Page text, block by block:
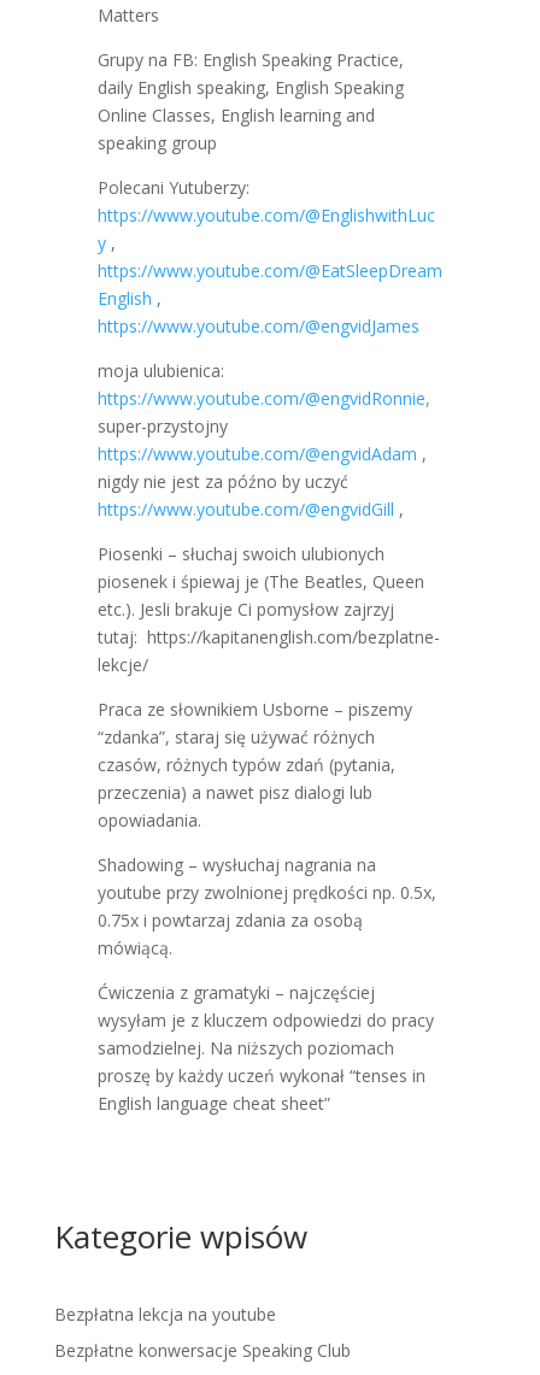
Matters
Grupy na FB: English Speaking Practice,
daily English speaking, English Speaking
Online Classes, English learning and
speaking group
Polecani Yutuberzy:
https://www.youtube.com/@EnglishwithLuc
y,
https://www.youtube.com/@EatSleepDream
English ,
https://www.youtube.com/@engvidJames
moja ulubienica:
https://www.youtube.com/@engvidRonnie,
super-przystojny
https://www.youtube.com/@engvidAdam ,
nigdy nie jest za późno by uczyć
https://www.youtube.com/@engvidGill ,
Piosenki – słuchaj swoich ulubionych
piosenek i śpiewaj je (The Beatles, Queen
etc.). Jesli brakuje Ci pomysłow zajrzyj
tutaj: https://kapitanenglish.com/bezplatne-
lekcje/
Praca ze słownikiem Usborne – piszemy
“zdanka”, staraj się używać różnych
czasów, różnych typów zdań (pytania,
przeczenia) a nawet pisz dialogi lub
opowiadania.
Shadowing – wysłuchaj nagrania na
youtube przy zwolnionej prędkości np. 0.5x,
0.75x i powtarzaj zdania za osobą
mówiącą.
Ćwiczenia z gramatyki – najczęściej
wysyłam je z kluczem odpowiedzi do pracy
samodzielnej. Na niższych poziomach
proszę by każdy uczeń wykonał “tenses in
English language cheat sheet”
Kategorie wpisów
Bezpłatna lekcja na youtube
Bezpłatne konwersacje Speaking Club